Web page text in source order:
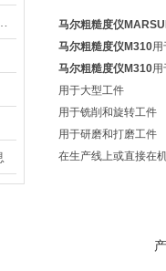
马尔粗糙度仪
马尔粗糙度仪M310用
马尔粗糙度仪M310用
用于大型工件
用于铣削和旋转工件
用于研磨和打磨工件
在生产线上或直接在